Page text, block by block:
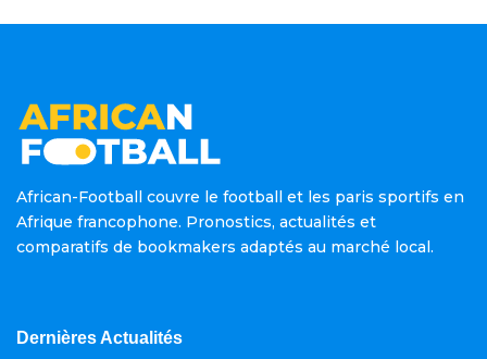
African-Football couvre le football et les paris sportifs en
Afrique francophone. Pronostics, actualités et
comparatifs de bookmakers adaptés au marché local.
Dernières Actualités